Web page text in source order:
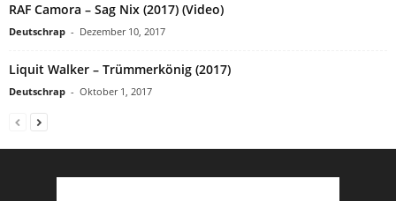
RAF Camora – Sag Nix (2017) (Video)
Deutschrap - Dezember 10, 2017
Liquit Walker – Trümmerkönig (2017)
Deutschrap - Oktober 1, 2017